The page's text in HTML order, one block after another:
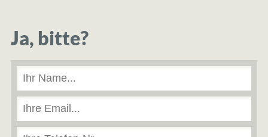
Ja, bitte?